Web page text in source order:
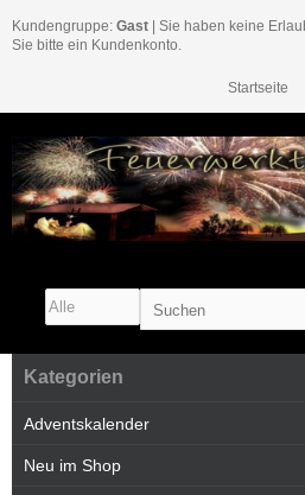
Kundengruppe: Gast | Sie haben keine
Sie bitte ein Kundenkonto.
Startseite
Kategorien
Adventskalender
Neu im Shop